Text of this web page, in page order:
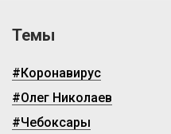
Темы
#Коронавирус
#Олег Николаев
#Чебоксары